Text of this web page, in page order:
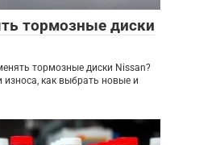
тормозные диски
тормозные диски Nissan?
износа, как выбрать новые и